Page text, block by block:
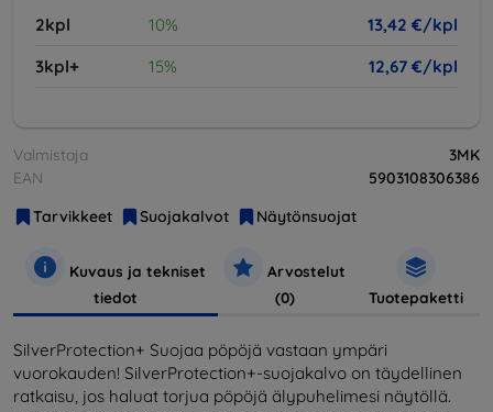
2kpl
10%
13,42 €/kpl
3kpl+
15% 12,67 €/kpl
Valmistaja
3MK
EAN
5903108306386
Tarvikkeet
Suojakalvot Näytönsuojat
Kuvaus ja tekniset
tiedot
Arvostelut
(0)
Tuotepaketti
SilverProtection+ Suojaa pöpöjä vastaan ympäri
vuorokauden! SilverProtection+-suojakalvo on täydellinen
ratkaisu, jos haluat torjua pöpöjä älypuhelimesi näytöllä.